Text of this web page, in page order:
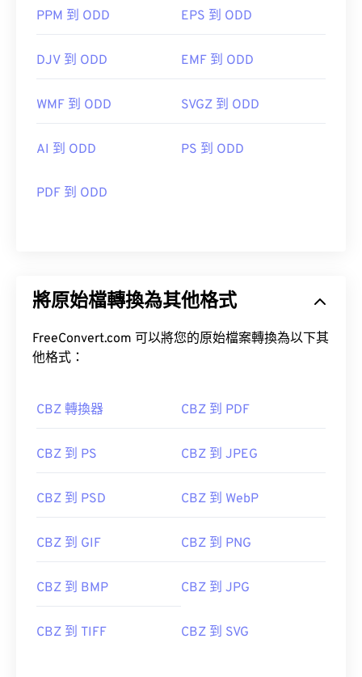
PPM 到 ODD EPS 到 ODD
DJV 到 ODD EMF 到 ODD
WMF 到 ODD SVGZ 到 ODD
AI 到 ODD PS 到 ODD
PDF 到 ODD
將原始檔轉換為其他格式
FreeConvert.com 可以將您的原始檔案轉換為以下其
他格式：
CBZ 轉換器 CBZ 到 PDF
CBZ 到 PS CBZ 到 JPEG
CBZ 到 PSD CBZ 到 WebP
CBZ 到 GIF CBZ 到 PNG
CBZ 到 BMP CBZ 到 JPG
CBZ 到 TIFF CBZ 到 SVG